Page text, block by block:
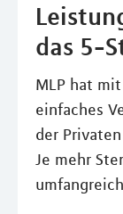
das 5-
MLP hat
einfaches
der
Je mehr